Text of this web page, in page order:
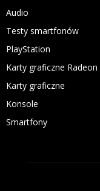
Audio
Testy smartfonów
PlayStation
Karty graficzne Radeon
Karty graficzne
Konsole
Smartfony